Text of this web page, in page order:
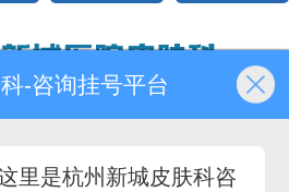
All right reserved.
17606508944
-咨询挂号平台
里是杭州新城皮肤科咨